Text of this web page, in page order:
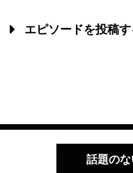
エピソードを投稿す
話題の